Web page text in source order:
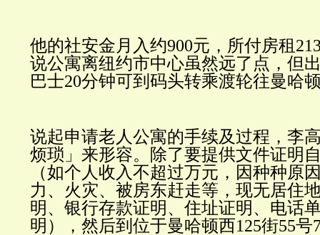
他的社安金月入约900元，所付房租
说公寓离纽约市中心虽然远了点，但
巴士20分钟可到码头转乘渡轮往曼哈
说起申请老人公寓的手续及过程，李
烦琐」来形容。除了要提供文件证明
（如个人收入不超过万元，因种种原
力、火灾、被房东赶走等，现无居住
明、银行存款证明、住址证明、电话
明），然后到位于曼哈顿西125街55号